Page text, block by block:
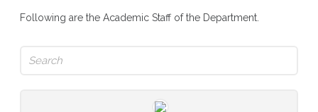
Following are the Academic Staff of the Department.